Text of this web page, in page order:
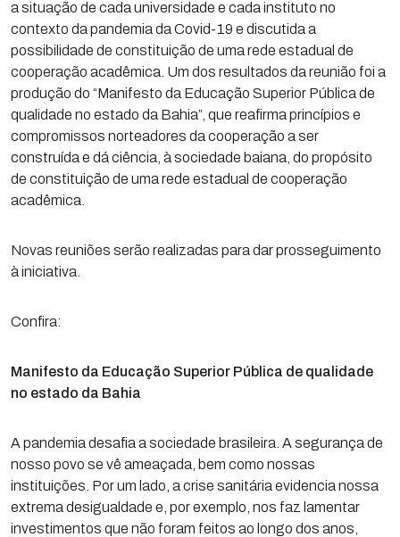
a situação de cada universidade e cada instituto no
contexto da pandemia da Covid-19 e discutida a
possibilidade de constituição de uma rede estadual de
cooperação acadêmica. Um dos resultados da reunião foi a
produção do “Manifesto da Educação Superior Pública de
qualidade no estado da Bahia”, que reafirma princípios e
compromissos norteadores da cooperação a ser
construída e dá ciência, à sociedade baiana, do propósito
de constituição de uma rede estadual de cooperação
acadêmica.
Novas reuniões serão realizadas para dar prosseguimento
à iniciativa.
Confira:
Manifesto da Educação Superior Pública de qualidade
no estado da Bahia
A pandemia desafia a sociedade brasileira. A segurança de
nosso povo se vê ameaçada, bem como nossas
instituições. Por um lado, a crise sanitária evidencia nossa
extrema desigualdade e, por exemplo, nos faz lamentar
investimentos que não foram feitos ao longo dos anos,